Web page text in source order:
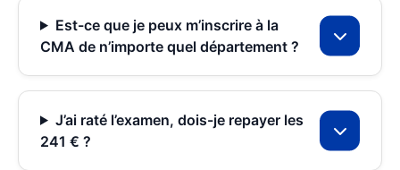
Est-ce que je peux m’inscrire à la
CMA de n’importe quel département ?
J’ai raté l’examen, dois-je repayer les
241 € ?